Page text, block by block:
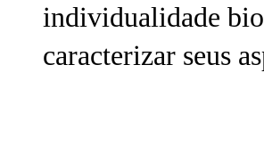
individualidade
caracterizar seus